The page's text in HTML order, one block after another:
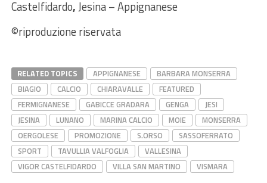
Castelfidardo,Jesina – Appignanese
©riproduzione riservata
RELATED TOPICS APPIGNANESE
BARBARA MONSERRA
BIAGIO
CALCIO CHIARAVALLE
FEATURED
FERMIGNANESE
GABICCE GRADARA GENGA
JESI
JESINA
LUNANO MARINA CALCIO MOIE
MONSERRA
OERGOLESE
PROMOZIONE S.ORSO
SASSOFERRATO
SPORT
TAVULLIA VALFOGLIA
VALLESINA
VIGOR CASTELFIDARDO
VILLA SAN MARTINO VISMARA